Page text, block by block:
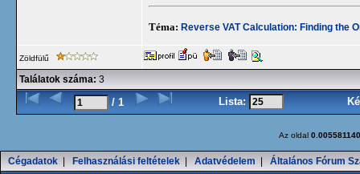
Téma: Reverse VAT Calculation: Finding the
Zöldfülű
Találatok száma: 3
/ 1 Lista:
Az oldal
Cégadatok Felhasználási feltételek Adatvédelem Általános Fórum